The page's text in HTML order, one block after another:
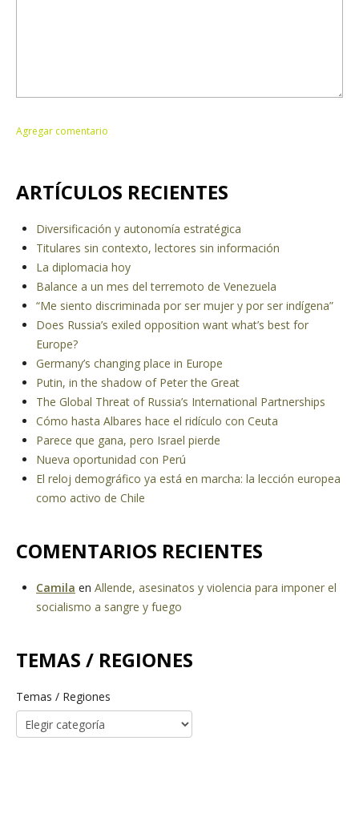
ARTÍCULOS RECIENTES
Diversificación y autonomía estratégica
Titulares sin contexto, lectores sin información
La diplomacia hoy
Balance a un mes del terremoto de Venezuela
“Me siento discriminada por ser mujer y por ser indígena”
Does Russia’s exiled opposition want what’s best for
Europe?
Germany’s changing place in Europe
Putin, in the shadow of Peter the Great
The Global Threat of Russia’s International Partnerships
Cómo hasta Albares hace el ridículo con Ceuta
Parece que gana, pero Israel pierde
Nueva oportunidad con Perú
El reloj demográfico ya está en marcha: la lección europea
como activo de Chile
COMENTARIOS RECIENTES
Camila en Allende, asesinatos y violencia para imponer el
socialismo a sangre y fuego
TEMAS / REGIONES
Temas / Regiones